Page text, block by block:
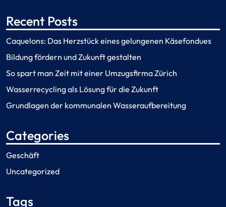
Recent Posts
Caquelons: Das Herzstück eines gelungenen Käsefondues
Bildung fördern und Zukunft gestalten
So spart man Zeit mit einer Umzugsfirma Zürich
Wasserrecycling als Lösung für die Zukunft
Grundlagen der kommunalen Wasseraufbereitung
Categories
Geschäft
Uncategorized
Tags